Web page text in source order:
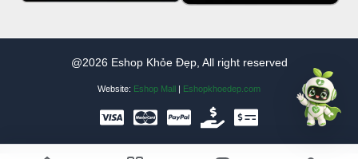
@2026 Eshop Khỏe Đẹp, All right reserved
Website: Eshop Mall Eshopkhoedep.com